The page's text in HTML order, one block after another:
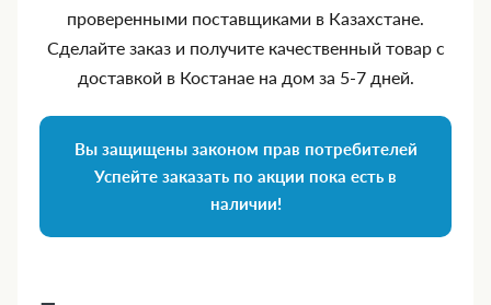
проверенными поставщиками в Казахстане.
Сделайте заказ и получите качественный товар с
доставкой в Костанае на дом за 5‑7 дней.
Вы защищены законом прав потребителей
Успейте заказать по акции пока есть в
наличии!